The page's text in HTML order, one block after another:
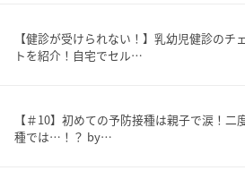
【健診が受けられない！】乳幼児健診のチ
トを紹介！自宅でセル…
【＃10】初めての予防接種は親子で涙！二
種では…！？ by…